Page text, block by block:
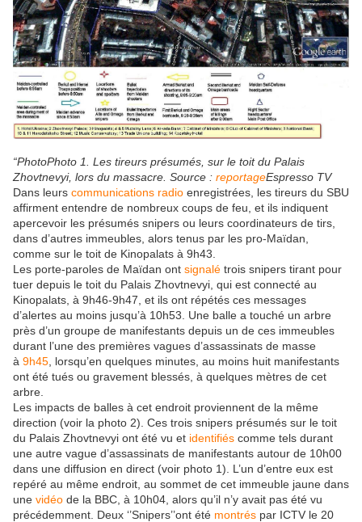
“PhotoPhoto 1. Les tireurs présumés, sur le toit du Palais
Zhovtnevyi, lors du massacre. Source : reportageEspresso TV
Dans leurs communications radio enregistrées, les tireurs du SBU
affirment entendre de nombreux coups de feu, et ils indiquent
apercevoir les présumés snipers ou leurs coordinateurs de tirs,
dans d’autres immeubles, alors tenus par les pro-Maïdan,
comme sur le toit de Kinopalats à 9h43.
Les porte-paroles de Maïdan ont signalé trois snipers tirant pour
tuer depuis le toit du Palais Zhovtnevyi, qui est connecté au
Kinopalats, à 9h46-9h47, et ils ont répétés ces messages
d’alertes au moins jusqu’à 10h53. Une balle a touché un arbre
près d’un groupe de manifestants depuis un de ces immeubles
durant l’une des premières vagues d’assassinats de masse
à 9h45 , lorsqu’en quelques minutes, au moins huit manifestants
ont été tués ou gravement blessés, à quelques mètres de cet
arbre.
Les impacts de balles à cet endroit proviennent de la même
direction (voir la photo 2). Ces trois snipers présumés sur le toit
du Palais Zhovtnevyi ont été vu et identifiés comme tels durant
une autre vague d’assassinats de manifestants autour de 10h00
dans une diffusion en direct (voir photo 1). L’un d’entre eux est
repéré au même endroit, au sommet de cet immeuble jaune dans
une vidéo de la BBC, à 10h04, alors qu’il n’y avait pas été vu
précédemment. Deux ‘’Snipers’’ont été montrés par ICTV le 20